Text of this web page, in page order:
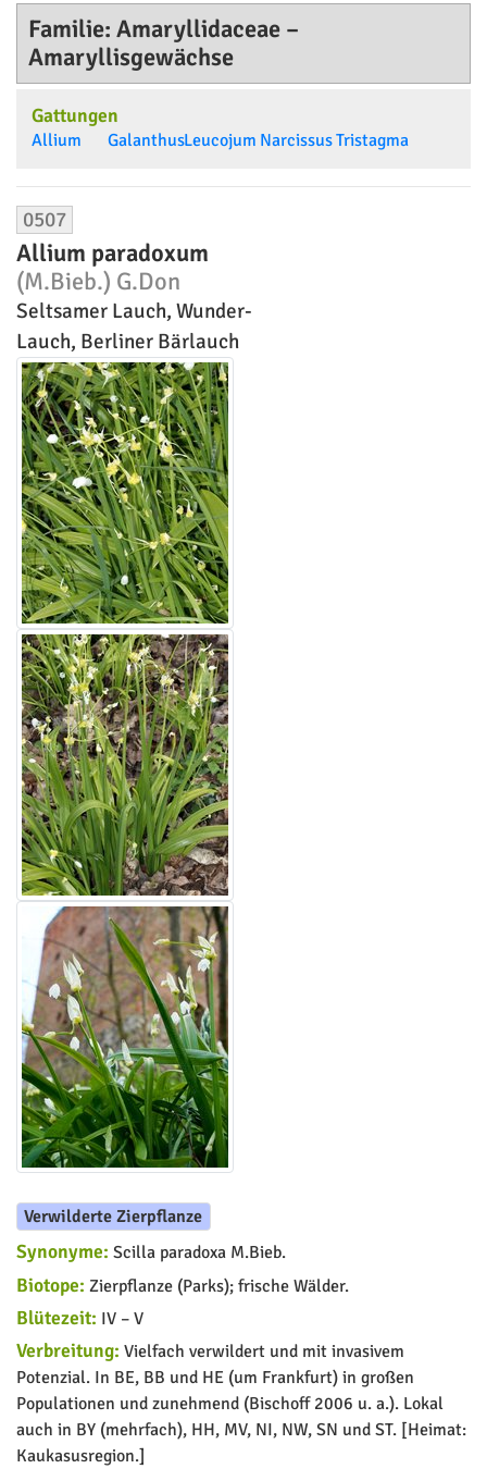
Familie: Amaryllidaceae –
Amaryllisgewächse
Gattungen
Allium GalanthusLeucojum NarcissusTristagma
0507
Allium paradoxum
(M.Bieb.) G.Don
Seltsamer Lauch, Wunder-
Lauch, Berliner Bärlauch
Verwilderte Zierpflanze
Synonyme: Scilla paradoxa M.Bieb.
Biotope: Zierpflanze (Parks); frische Wälder.
Blütezeit: IV – V
Verbreitung: Vielfach verwildert und mit invasivem
Potenzial. In BE, BB und HE (um Frankfurt) in großen
Populationen und zunehmend (Bischoff 2006 u. a.). Lokal
auch in BY (mehrfach), HH, MV, NI, NW, SN und ST. [Heimat:
Kaukasusregion.]